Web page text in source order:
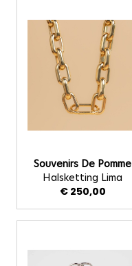
Souvenirs De Pomme
Halsketting Lima
€ 250,00